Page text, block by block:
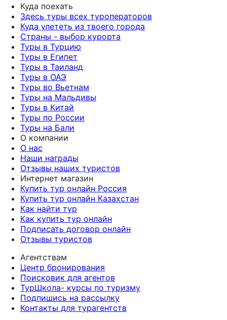
Куда поехать
Здесь туры всех туроператоров
Куда улететь из твоего города
Страны - выбор курорта
Туры в Турцию
Туры в Египет
Туры в Таиланд
Туры в ОАЭ
Туры во Вьетнам
Туры на Мальдивы
Туры в Китай
Туры по России
Туры на Бали
О компании
О нас
Наши награды
Отзывы наших туристов
Интернет магазин
Купить тур онлайн Россия
Купить тур онлайн Казахстан
Как найти тур
Как купить тур онлайн
Подписать договор онлайн
Отзывы туристов
Агентствам
Центр бронирования
Поисковик для агентов
ТурШкола- курсы по туризму
Подпишись на рассылку
Контакты для турагентств